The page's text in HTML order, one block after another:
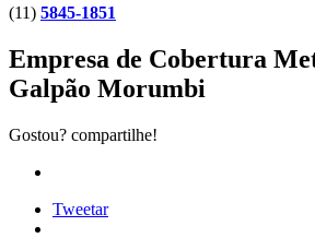
(11) 5845-1851
Empresa de Cobertura
Galpão Morumbi
Gostou? compartilhe!
Tweetar